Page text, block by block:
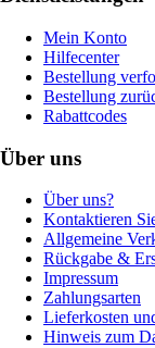
Mein Konto
Hilfecenter
Bestellung
Bestellung
Rabattcodes
Über uns
Über uns?
Kontaktieren
Allgemeine
Rückgabe &
Impressum
Zahlungsarten
Lieferkosten
Hinweis zum